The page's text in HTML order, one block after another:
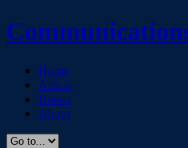
Home
Article
Books
About